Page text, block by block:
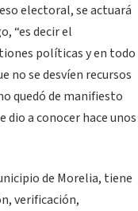
electoral, se actuará
“es decir el
políticas y en todo
no se desvíen recursos
quedó de manifiesto
dio a conocer hace unos
de Morelia, tiene
verificación,